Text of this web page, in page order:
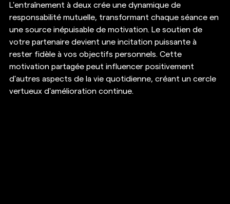
L'entraînement à deux crée une dynamique de
responsabilité mutuelle, transformant chaque séance en
une source inépuisable de motivation. Le soutien de
votre partenaire devient une incitation puissante à
rester fidèle à vos objectifs personnels. Cette
motivation partagée peut influencer positivement
d'autres aspects de la vie quotidienne, créant un cercle
vertueux d'amélioration continue.